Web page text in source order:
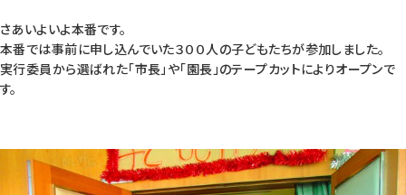
さあいよいよ本番です。
本番では事前に申し込んでいた３００人の子どもたちが参加しました。
実行委員から選ばれた「市長」や「園長」のテープカットによりオープンで
す。